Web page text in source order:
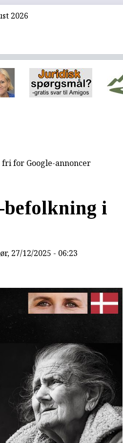
2026
fri for Google-annoncer
befolkning i
27/12/2025 - 06:23